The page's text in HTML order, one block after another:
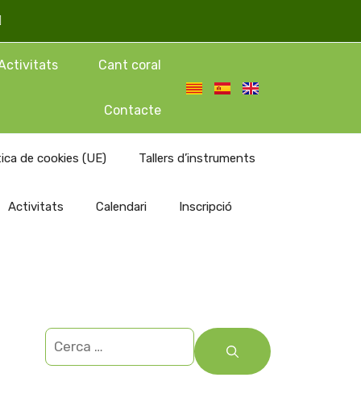
Cant coral
Contacte
de cookies (UE) Tallers d’instruments
Activitats Calendari Inscripció